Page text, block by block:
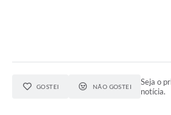
GOSTEI NÃO GOSTEI
Seja o
notícia.